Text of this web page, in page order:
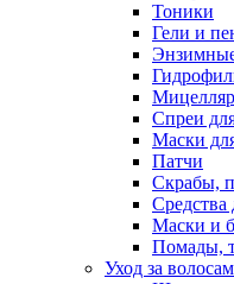
Тоники
Гели и
Спреи
Маски
Патчи
Скрабы,
Маски и
Помады,
Уход за